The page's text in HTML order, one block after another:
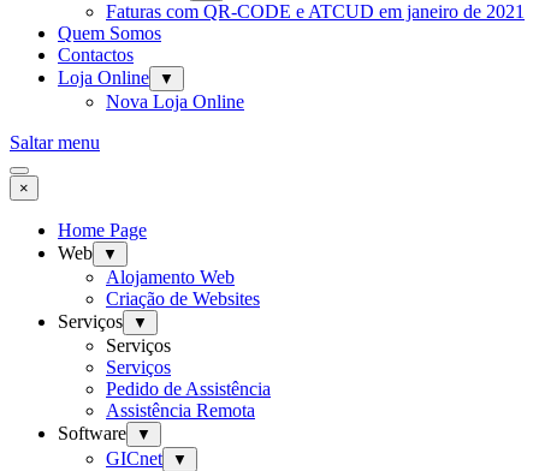
Faturas com QR-CODE e ATCUD em janeiro de 2021
Quem Somos
Contactos
Loja Online
▼
Nova Loja Online
Saltar menu
×
Home Page
Web
▼
Alojamento Web
Criação de Websites
Serviços
▼
Serviços
Serviços
Pedido de Assistência
Assistência Remota
Software
▼
GICnet ▼